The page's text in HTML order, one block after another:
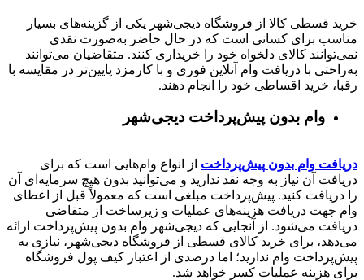
خرید قسطی کالا از فروشگاه دیجی‌شهر یکی از گزینه‌های بسیار
مناسب برای کسانی است که در حال حاضر به‌صورت نقدی
نمی‌توانند کالای دلخواه خود را خریداری کنند. متقاضیان می‌توانند
به‌راحتی با دریافت وام آنلاین فوری و با کارمزد پایین‌تر در مقایسه با
رقبا، خرید اقساطی خود را انجام دهند.
وام بدون پیش‌پرداخت‌ دیجی‌شهر
دریافت وام بدون پیش‌پرداخت از انواع وام‌هایی است که برای
دریافت آن نیاز به وجه نقد ندارید و می‌توانید بدون هیچ سرمایه‌ای آن
را دریافت کنید. پیش‌پرداخت مبلغی است که معمولاً قبل از اعطای
وام جهت دریافت هزینه‌های عملیات و زیرساخت از متقاضی
دریافت می‌شود. از آنجایی که دیجی‌شهر وام بدون پیش‌پرداخت ارائه
می‌دهد، برای خرید کالای قسطی از فروشگاه دیجی‌شهر، نیازی به
پیش‌پرداخت وام ندارید؛ اما درصدی از اعتبار کیف پول فروشگاه
برای هزینه عملیات کسر خواهد شد.